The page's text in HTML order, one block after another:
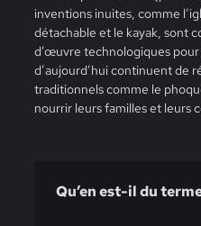
inventions inuites, comme
détachable et le kayak, sont
d’œuvre technologiques
d’aujourd’hui continuent de
traditionnels comme le
nourrir leurs familles et leurs
Qu’en est-il du